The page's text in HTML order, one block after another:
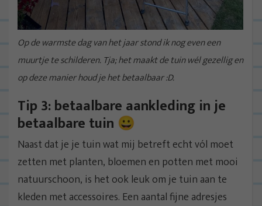
Op de warmste dag van het jaar stond ik nog even een
muurtje te schilderen. Tja; het maakt de tuin wél gezellig en
op deze manier houd je het betaalbaar :D.
Tip 3: betaalbare aankleding in je
betaalbare tuin 😀
Naast dat je je tuin wat mij betreft echt vól moet
zetten met planten, bloemen en potten met mooi
natuurschoon, is het ook leuk om je tuin aan te
kleden met accessoires. Een aantal fijne adresjes